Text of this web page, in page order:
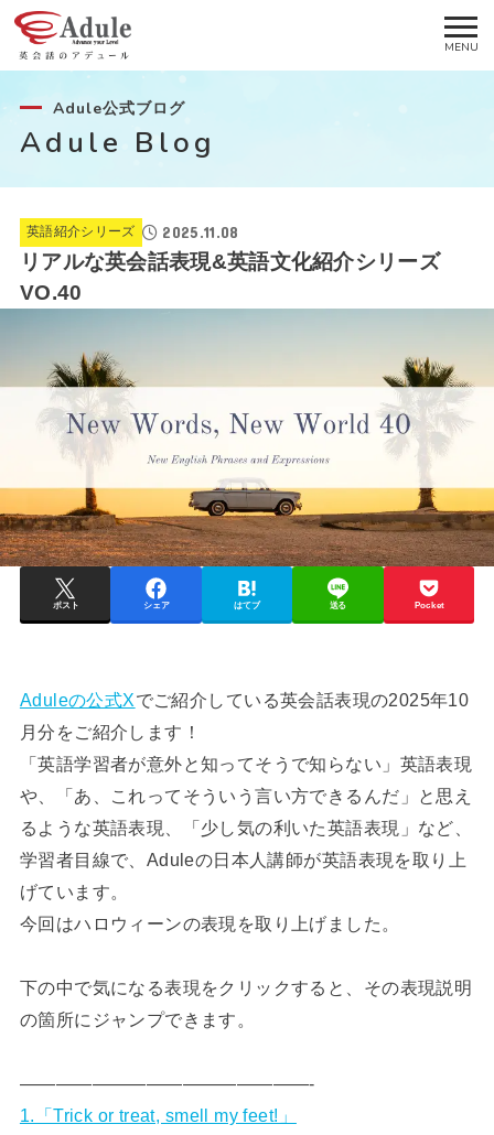
Adule公式ブログ
Adule Blog
英語紹介シリーズ 2025.11.08
リアルな英会話表現&英語文化紹介シリーズ
VO.40
ポスト シェア はてブ 送る Pocket
Aduleの公式Xでご紹介している英会話表現の2025年10
月分をご紹介します！
「英語学習者が意外と知ってそうで知らない」英語表現
や、「あ、これってそういう言い方できるんだ」と思え
るような英語表現、「少し気の利いた英語表現」など、
学習者目線で、Aduleの日本人講師が英語表現を取り上
げています。
今回はハロウィーンの表現を取り上げました。
下の中で気になる表現をクリックすると、その表現説明
の箇所にジャンプできます。
————————————————-
1.「Trick or treat, smell my feet!」